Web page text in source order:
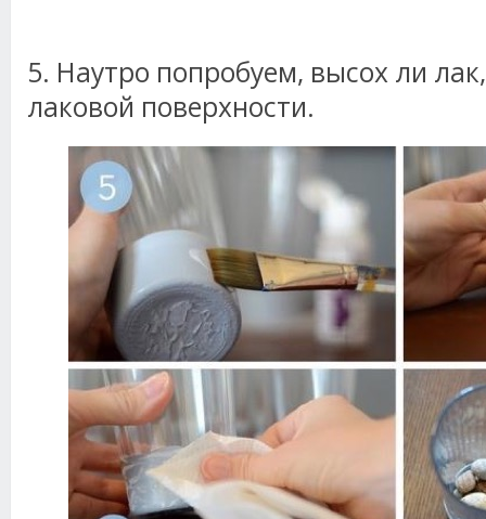
5. Наутро попробуем, высох ли
лаковой поверхности.